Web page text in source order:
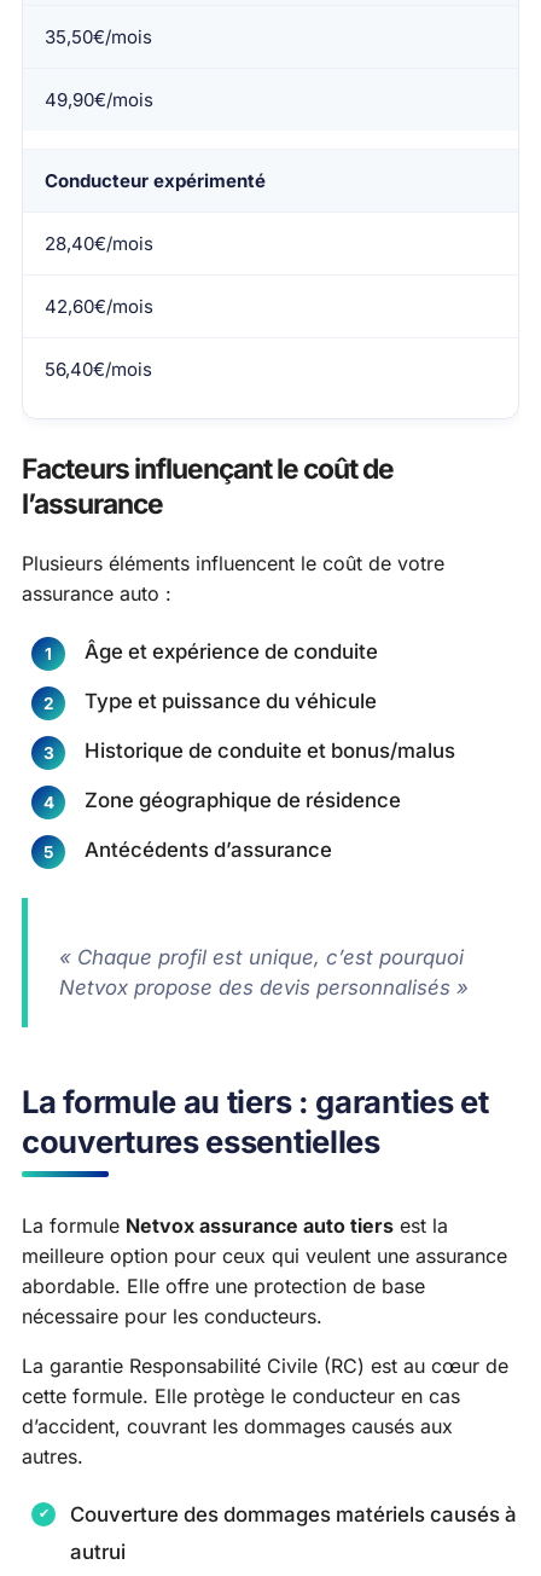
35,50€/mois
49,90€/mois
Conducteur expérimenté
28,40€/mois
42,60€/mois
56,40€/mois
Facteurs influençant le coût de
l’assurance
Plusieurs éléments influencent le coût de votre
assurance auto :
Âge et expérience de conduite
Type et puissance du véhicule
Historique de conduite et bonus/malus
Zone géographique de résidence
Antécédents d’assurance
« Chaque profil est unique, c’est pourquoi
Netvox propose des devis personnalisés »
La formule au tiers : garanties et
couvertures essentielles
La formule Netvox assurance auto tiers est la
meilleure option pour ceux qui veulent une assurance
abordable. Elle offre une protection de base
nécessaire pour les conducteurs.
La garantie Responsabilité Civile (RC) est au cœur de
cette formule. Elle protège le conducteur en cas
d’accident, couvrant les dommages causés aux
autres.
Couverture des dommages matériels causés à
autrui